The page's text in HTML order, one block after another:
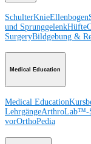
SchulterKnieEllenbogen
und SprunggelenkHüfte
SurgeryBildgebung &
Medical Education
Medical Education
LehrgängeArthroLab™-
vorOrthoPedia